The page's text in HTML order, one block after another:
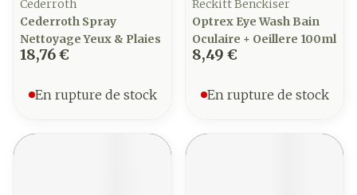
Cederroth
Cederroth Spray
Nettoyage Yeux & Plaies
18,76 €
En rupture de stock
Reckitt Benckiser
Optrex Eye Wash Bain
Oculaire + Oeillere 100ml
8,49 €
En rupture de stock